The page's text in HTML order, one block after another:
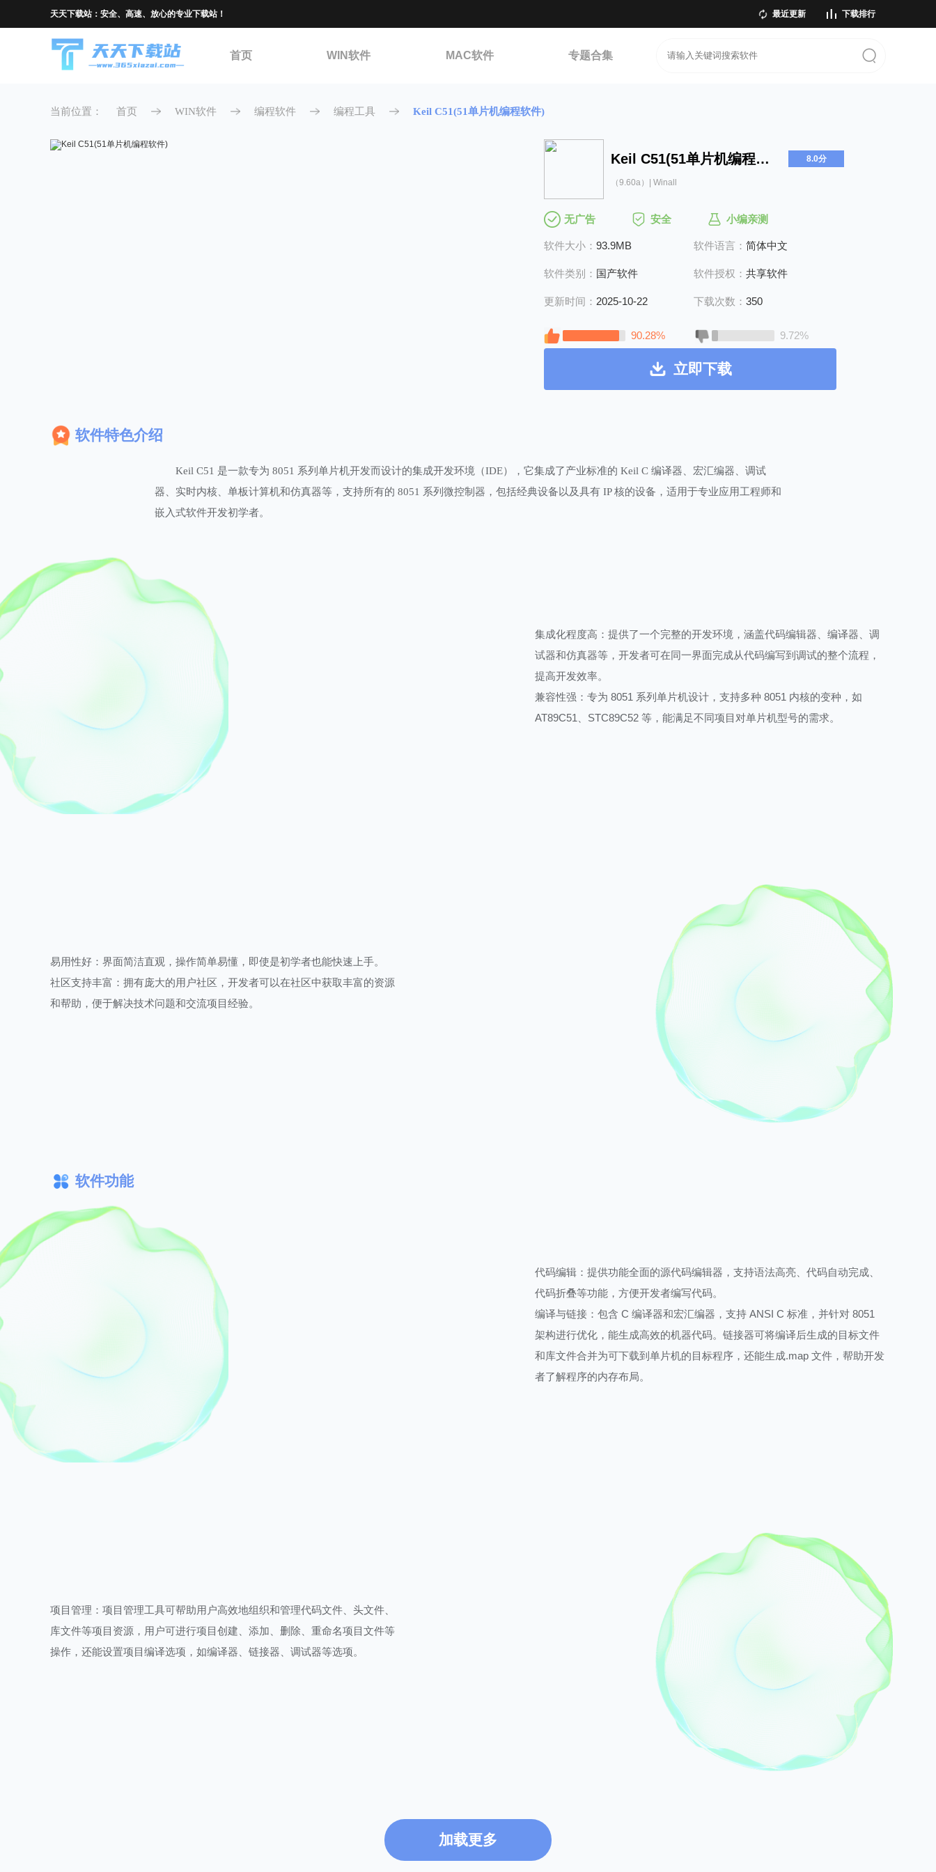
天天下载站：安全、高速、放心的专业下载站！ 最近更新 下载排行
首页 WIN软件 MAC软件 专题合集
当前位置： 首页 WIN软件 编程软件 编程工具 Keil C51(51单片机编程软件)
Keil C51(51单片机编程软件) 8.0分
（9.60a）| Winall
无广告 安全 小编亲测
软件大小： 93.9MB 软件语言： 简体中文
软件类别： 国产软件 软件授权： 共享软件
更新时间： 2025-10-22 下载次数： 350
90.28% 9.72%
立即下载
软件特色介绍
Keil C51 是一款专为 8051 系列单片机开发而设计的集成开发环境（IDE），它集成了产业标准的 Keil C 编译器、宏汇编器、调试
器、实时内核、单板计算机和仿真器等，支持所有的 8051 系列微控制器，包括经典设备以及具有 IP 核的设备，适用于专业应用工程师和
嵌入式软件开发初学者。
集成化程度高：提供了一个完整的开发环境，涵盖代码编辑器、编译器、调
试器和仿真器等，开发者可在同一界面完成从代码编写到调试的整个流程，
提高开发效率。
兼容性强：专为 8051 系列单片机设计，支持多种 8051 内核的变种，如
AT89C51、STC89C52 等，能满足不同项目对单片机型号的需求。
易用性好：界面简洁直观，操作简单易懂，即使是初学者也能快速上手。
社区支持丰富：拥有庞大的用户社区，开发者可以在社区中获取丰富的资源
和帮助，便于解决技术问题和交流项目经验。
软件功能
代码编辑：提供功能全面的源代码编辑器，支持语法高亮、代码自动完成、
代码折叠等功能，方便开发者编写代码。
编译与链接：包含 C 编译器和宏汇编器，支持 ANSI C 标准，并针对 8051
架构进行优化，能生成高效的机器代码。链接器可将编译后生成的目标文件
和库文件合并为可下载到单片机的目标程序，还能生成.map 文件，帮助开发
者了解程序的内存布局。
项目管理：项目管理工具可帮助用户高效地组织和管理代码文件、头文件、
库文件等项目资源，用户可进行项目创建、添加、删除、重命名项目文件等
操作，还能设置项目编译选项，如编译器、链接器、调试器等选项。
加载更多